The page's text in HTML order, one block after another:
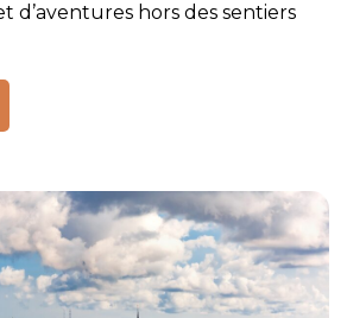
d’aventures hors des sentiers